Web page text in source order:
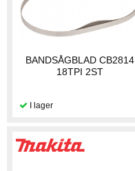
BANDSÅGBLAD CB2814
18TPI 2ST